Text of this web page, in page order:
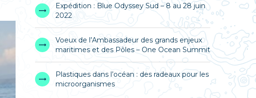
Expédition : Blue Odyssey Sud – 8 au 28 juin
2022
Voeux de l’Ambassadeur des grands enjeux
maritimes et des Pôles – One Ocean Summit
Plastiques dans l’océan : des radeaux pour les
microorganismes